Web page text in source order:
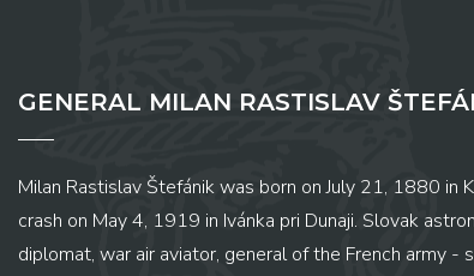
GENERAL MILAN RASTISLAV
Milan Rastislav Štefánik was born on July 21, 1880 in
crash on May 4, 1919 in Ivánka pri Dunaji. Slovak
diplomat, war air aviator, general of the French army -